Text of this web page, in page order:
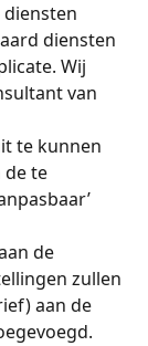
diensten
Wij
van
te kunnen
de te
de
zullen
aan de